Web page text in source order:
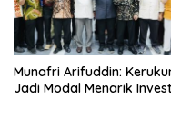
Munafri Arifuddin:
Jadi Modal Menarik